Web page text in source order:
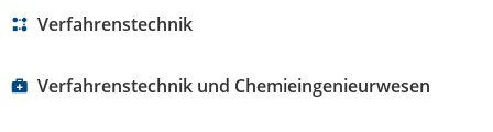
Verfahrenstechnik
Verfahrenstechnik und Chemieingenieurwesen